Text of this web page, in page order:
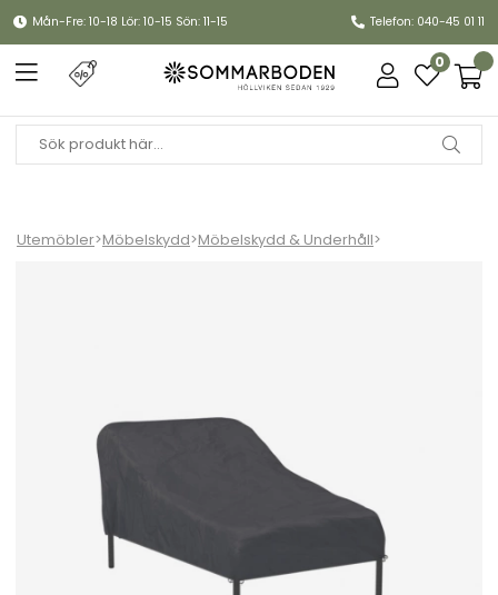
Mån-Fre: 10-18 Lör: 10-15 Sön: 11-15 Telefon: 040-45 01 11
0
Utemöbler>Möbelskydd>Möbelskydd & Underhåll>